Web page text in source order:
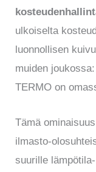
ulkoiselta
luonnollisen
muiden
TERMO on
Tämä
ilmasto-
suurille